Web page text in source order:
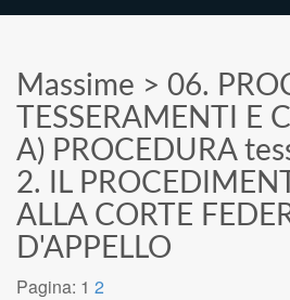
Massime > 06.
TESSERAMENTI E
A) PROCEDURA
2. IL
ALLA CORTE
D'APPELLO
Pagina: 1 2